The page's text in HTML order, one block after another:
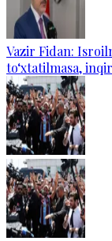
Vazir Fidan:
to‘xtatilmasa,